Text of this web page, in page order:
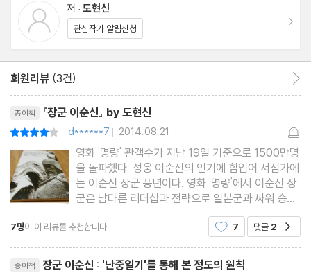
저 : 도현신
관심작가 알림신청
회원리뷰 (3건)
종이책 『장군 이순신』 by 도현신
| d******7 | 2014.08.21
영화 '명량' 관객수가 지난 19일 기준으로 1500만명
을 돌파했다. 성웅 이순신의 인기에 힘입어 서점가에
는 이순신 장군 풍년이다. 영화 '명량'에서 이순신 장
군은 남다른 리더십과 전략으로 일본군과 싸워 승리
를 거둔다. 하지만 이 책은, 해전의 승리를 연대순으
로 나열한 것이 아닌 이순신 본인이 남긴 기록인 「난
중일기」를 통해 바라본 정도의 원칙으로써 인간으로
서의 이순신, 그의
7명이 이 리뷰를 추천합니다. 7 댓글 2
종이책 장군 이순신 : '난중일기'를 통해 본 정도의 원칙